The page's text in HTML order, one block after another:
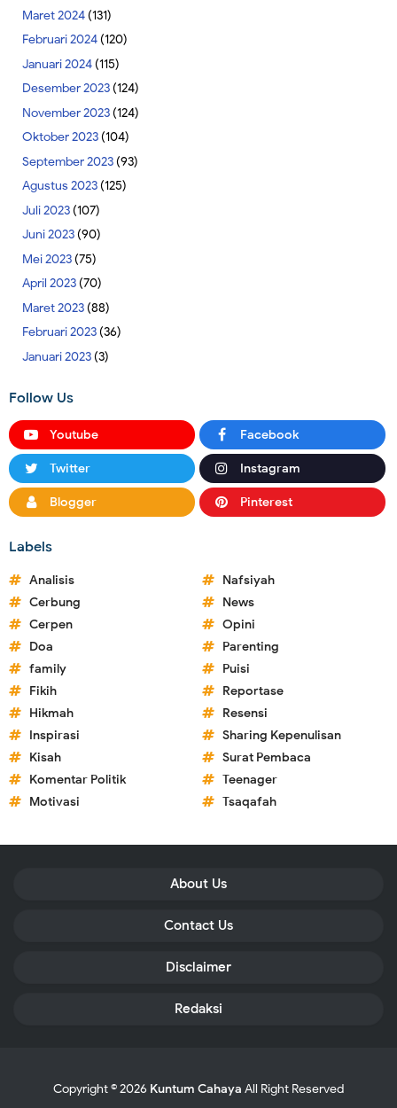
Maret 2024(131)
Februari 2024(120)
Januari 2024(115)
Desember 2023(124)
November 2023(124)
Oktober 2023(104)
September 2023(93)
Agustus 2023(125)
Juli 2023(107)
Juni 2023(90)
Mei 2023(75)
April 2023(70)
Maret 2023(88)
Februari 2023(36)
Januari 2023(3)
Follow Us
Youtube Facebook
Twitter Instagram
Blogger Pinterest
Labels
Analisis
Cerbung
Cerpen
Doa
family
Fikih
Hikmah
Inspirasi
Kisah
Komentar Politik
Motivasi
Nafsiyah
News
Opini
Parenting
Puisi
Reportase
Resensi
Sharing Kepenulisan
Surat Pembaca
Teenager
Tsaqafah
About Us
Contact Us
Disclaimer
Redaksi
Copyright ©2026 Kuntum Cahaya All Right Reserved